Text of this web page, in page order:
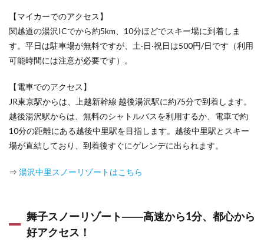
かたし
な高原
スキー
場――
スキー
用！
共に、
雄大な
景色を
満喫し
ながら
る！
水上ス
キー場
――朝
【マイカーでのアクセス】
関越道の湯沢ICでから約5km、10分ほどでスキー場に到着しま
す。平日は駐車場が無料ですが、土·日·祝日は500円/日です（利用
可能時間には注意が必要です）。
【電車でのアクセス】
JR東京駅からは、上越新幹線 越後湯沢駅に約75分で到着します。
越後湯沢駅からは、無料のシャトルバスを利用するか、電車で約
10分の距離にある越後中里駅を目指します。越後中里駅とスキー
場が直結しており、到着後すぐにゲレンデに出られます。
⇒ 湯沢中里スノーリゾートはこちら
舞子スノーリゾート――高速から1分、都心から
好アクセス！